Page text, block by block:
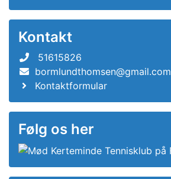
Kontakt
51615826
bormlundthomsen@gmail.com
Kontaktformular
Følg os her